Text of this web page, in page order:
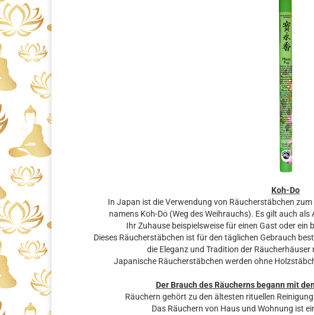
Koh-Do
In Japan ist die Verwendung von Räucherstäbchen
namens Koh-Do (Weg des Weihrauchs). Es gilt auch
Ihr Zuhause beispielsweise für einen Gast oder ein
Dieses Räucherstäbchen ist für den täglichen Gebrauch
die Eleganz und Tradition der
Japanische Räucherstäbchen werden ohne
Der Brauch des Räucherns begann mit
Räuchern gehört zu den ältesten rituellen
Das Räuchern von Haus und Wohnung ist